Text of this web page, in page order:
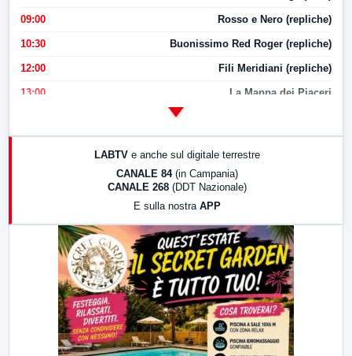
09:00 Rosso e Nero (repliche)
10:30 Buonissimo Red Roger (repliche)
12:00 Fili Meridiani (repliche)
13:00 La Mappa dei Piaceri
17:00 LabNews (replica)
LabNews (replica)
LABTV e anche sul digitale terrestre
CANALE 84 (in Campania)
CANALE 268 (DDT Nazionale)
E sulla nostra APP